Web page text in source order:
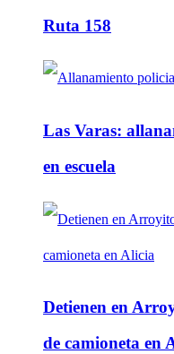
Ruta 158
Las Varas:
en escuela
Detienen en
de camioneta en